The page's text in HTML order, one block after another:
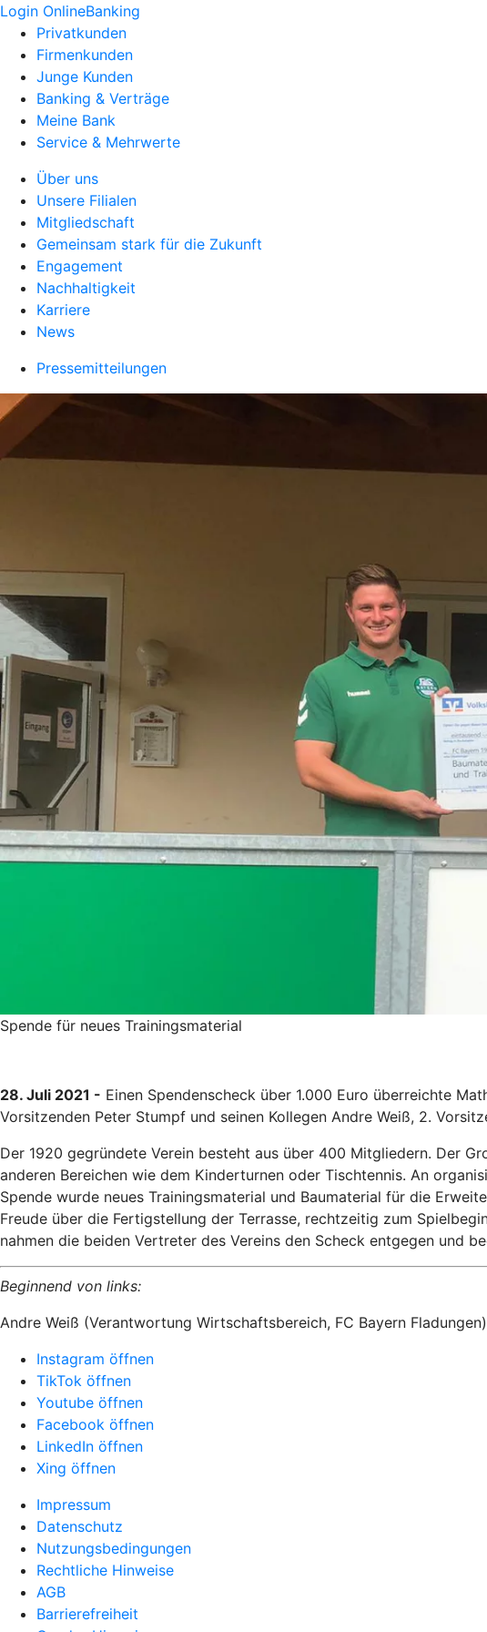
Login OnlineBanking
Privatkunden
Firmenkunden
Junge Kunden
Banking & Verträge
Meine Bank
Service & Mehrwerte
Über uns
Unsere Filialen
Mitgliedschaft
Gemeinsam stark für die Zukunft
Engagement
Nachhaltigkeit
Karriere
News
Pressemitteilungen
Spende für neues Trainingsmaterial
28. Juli 2021 - Einen Spendenscheck über 1.000 Euro überreichte
Vorsitzenden Peter Stumpf und seinen Kollegen Andre Weiß, 2.
Der 1920 gegründete Verein besteht aus über 400 Mitgliedern. Der
anderen Bereichen wie dem Kinderturnen oder Tischtennis. An
Spende wurde neues Trainingsmaterial und Baumaterial für die
Freude über die Fertigstellung der Terrasse, rechtzeitig zum
nahmen die beiden Vertreter des Vereins den Scheck entgegen und
Beginnend von links:
Andre Weiß (Verantwortung Wirtschaftsbereich, FC Bayern
Instagram öffnen
TikTok öffnen
Youtube öffnen
Facebook öffnen
LinkedIn öffnen
Xing öffnen
Impressum
Datenschutz
Nutzungsbedingungen
Rechtliche Hinweise
AGB
Barrierefreiheit